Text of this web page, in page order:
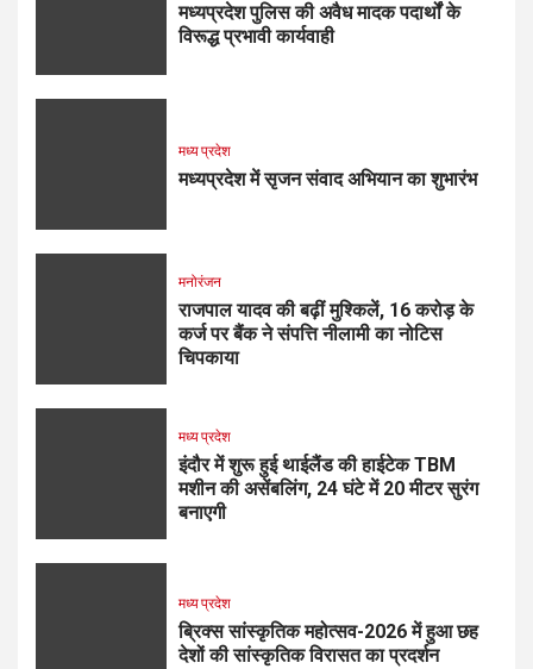
मध्यप्रदेश पुलिस की अवैध मादक पदार्थों के
विरूद्ध प्रभावी कार्यवाही
मध्य प्रदेश
मध्यप्रदेश में सृजन संवाद अभियान का शुभारंभ
मनोरंजन
राजपाल यादव की बढ़ीं मुश्किलें, ₹16 करोड़ के
कर्ज पर बैंक ने संपत्ति नीलामी का नोटिस
चिपकाया
मध्य प्रदेश
इंदौर में शुरू हुई थाईलैंड की हाईटेक TBM
मशीन की असेंबलिंग, 24 घंटे में 20 मीटर सुरंग
बनाएगी
मध्य प्रदेश
ब्रिक्स सांस्कृतिक महोत्सव-2026 में हुआ छह
देशों की सांस्कृतिक विरासत का प्रदर्शन